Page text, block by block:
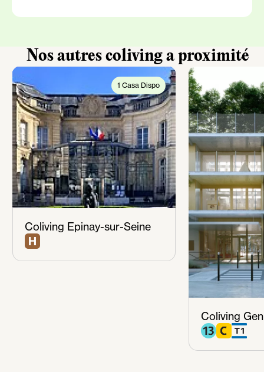
Nos autres coliving a proximité
1 Casa Dispo
Coliving Epinay-sur-Seine
Coliving